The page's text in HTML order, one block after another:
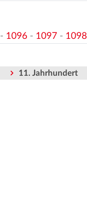
- 1096 - 1097 - 1098
11. Jahrhundert